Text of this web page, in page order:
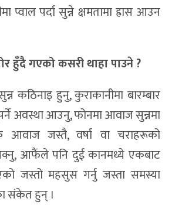
प्वाल पर्दा सुन्ने क्षमतामा ह्रास आउन
हुँदै गएको कसरीथाहा पाउने ?
कठिनाइ हुनु, कुराकानीमा बारम्बार
अवस्था आउनु, फोनमा आवाज सुन्नमा
आवाज जस्तै, वर्षा वा चराहरूको
आफैंले पनि दुई कानमध्ये एकबाट
जस्तो महसुस गर्नु जस्ता समस्या
संकेत हुन् ।